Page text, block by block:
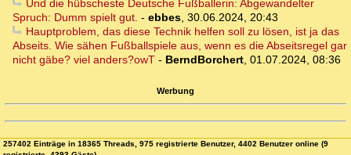
Und die hübscheste Deutsche Fußballerin: Abgewandelter
Spruch: Dumm spielt gut. - ebbes, 30.06.2024, 20:43
Hauptproblem, das diese Technik helfen soll zu lösen, ist ja das
Abseits. Wie sähen Fußballspiele aus, wenn es die Abseitsregel gar
nicht gäbe? viel anders?owT - BerndBorchert, 01.07.2024, 08:36
Werbung
257402 Einträge in 18365 Threads, 975 registrierte Benutzer, 4402 Benutzer online (9